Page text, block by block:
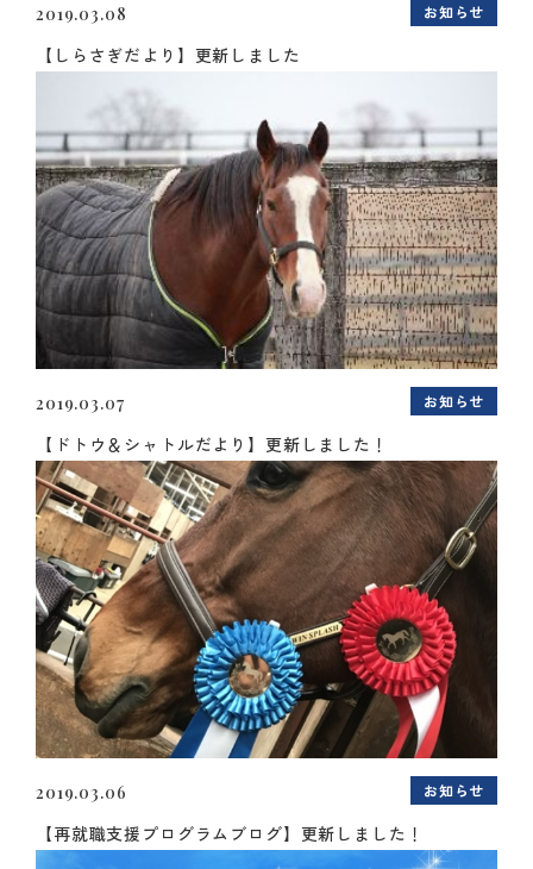
2019.03.08 お知らせ
【しらさぎだより】更新しました
2019.03.07 お知らせ
【ドトウ＆シャトルだより】更新しました！
2019.03.06 お知らせ
【再就職支援プログラムブログ】更新しました！